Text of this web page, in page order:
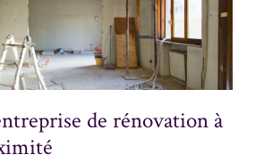
de rénovation à